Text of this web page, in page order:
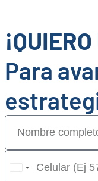
Para
United